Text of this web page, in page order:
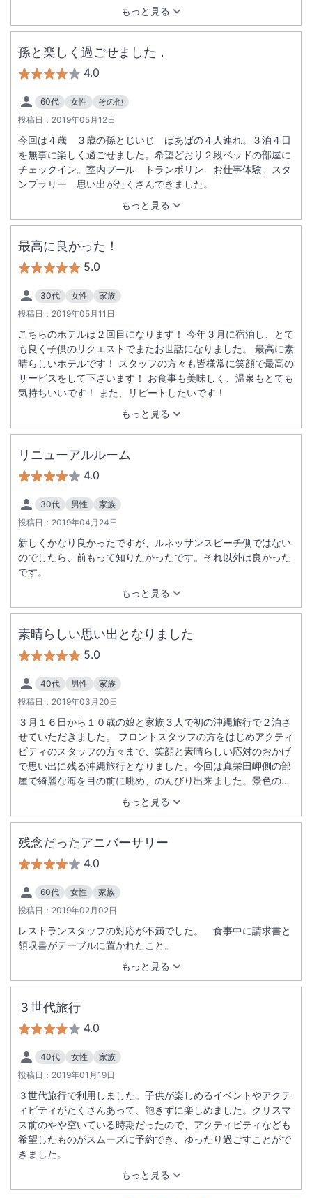
もっと見る
孫と楽しく過ごせました．
4.0
60代 女性
その他
投稿日： 2019年05月12日
もっと見る
今回は４歳 ３歳の孫とじいじ ばあばの４人連れ。３泊４日
を無事に楽しく過ごせました。希望どおり２段ベッドの部屋に
チェックイン。室内プール トランポリン お仕事体験。スタ
ンプラリー 思い出がたくさんできました。
最高に良かった！
5.0
30代 女性
家族
投稿日： 2019年05月11日
もっと見る
こちらのホテルは２回目になります！ 今年３月に宿泊し、とて
も良く子供のリクエストでまたお世話になりました。 最高に素
晴らしいホテルです！ スタッフの方々も皆様常に笑顔で最高の
サービスをして下さいます！ お食事も美味しく、温泉もとても
気持ちいいです！ また、リピートしたいです！
リニューアルルーム
4.0
30代 男性
家族
投稿日： 2019年04月24日
もっと見る
新しくかなり良かったですが、ルネッサンスビーチ側ではない
のでしたら、前もって知りたかったです。それ以外は良かった
です。
素晴らしい思い出となりました
5.0
40代 男性
家族
投稿日： 2019年03月20日
もっと見る
３月１６日から１０歳の娘と家族３人で初の沖縄旅行で２泊さ
せていただきました。 フロントスタッフの方をはじめアクティ
ビティのスタッフの方々まで、笑顔と素晴らしい応対のおかげ
で思い出に残る沖縄旅行となりました。今回は真栄田岬側の部
屋で綺麗な海を目の前に眺め、のんびり出来ました。景色の異
なるビーチ側にも泊まりたい、またあの美味しい朝食を並んで
も食べたい、今回参加出来なったアクティビティに参加したい
と、ルネッサンスに泊まるために沖縄に行きたい、とリピがあ
るほど家族に好評で予約して大正解でした。スタッフの皆様、
残念だったアニバーサリー
4.0
60代 女性
家族
投稿日： 2019年02月02日
もっと見る
レストランスタッフの対応が不満でした。 食事中に請求書と
領収書がテーブルに置かれたこと。
３世代旅行
4.0
40代 女性
家族
投稿日： 2019年01月19日
もっと見る
３世代旅行で利用しました。子供が楽しめるイベントやアクテ
ィビティがたくさんあって、飽きずに楽しめました。クリスマ
ス前のやや空いている時期だったので、アクティビティなども
希望したものがスムーズに予約でき、ゆったり過ごすことがで
きました。